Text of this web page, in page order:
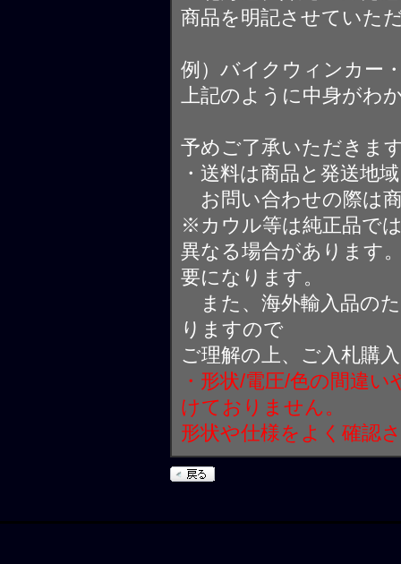
商品を明記させていた
例）バイクウィンカー
上記のように中身がわ
予めご了承いただきま
・送料は商品と発送地
お問い合わせの際は
※カウル等は純正品で
異なる場合があります
要になります。
また、海外輸入品の
りますので
ご理解の上、ご入札購
・形状/電圧/色の間違
けておりません。
形状や仕様をよく確認